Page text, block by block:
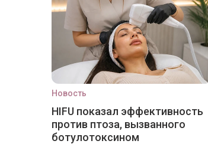
Новость
HIFU показал эффективность
против птоза, вызванного
ботулотоксином